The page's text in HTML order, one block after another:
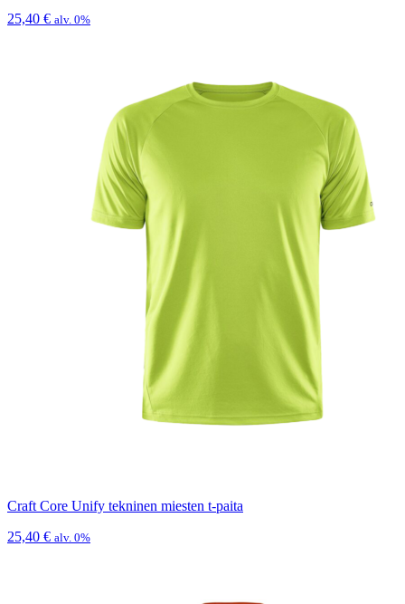
25,40 € alv. 0%
Craft Core Unify tekninen miesten t-paita
25,40 € alv. 0%